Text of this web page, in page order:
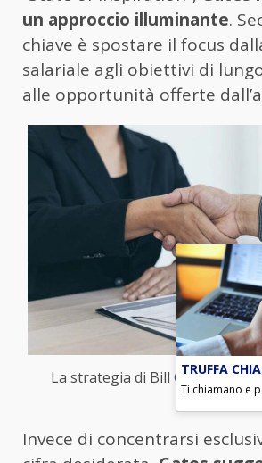
un approccio illuminante.
chiave è spostare il focus
salariale agli obiettivi di
alle opportunità offerte
La strategia di Bill Gates –
Invece di concentrarsi
TRUFFA
Ti chiamano e